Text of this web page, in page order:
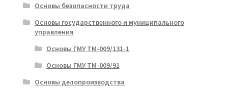
Основы безопасности труда
Основы государственного и муниципального
управления
Основы ГМУ ТМ-009/131-1
Основы ГМУ ТМ-009/91
Основы делопроизводства